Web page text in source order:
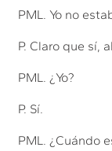
PML. Yo no
P. Claro que sí,
PML. ¿Yo?
P. Sí.
PML. ¿Cuándo